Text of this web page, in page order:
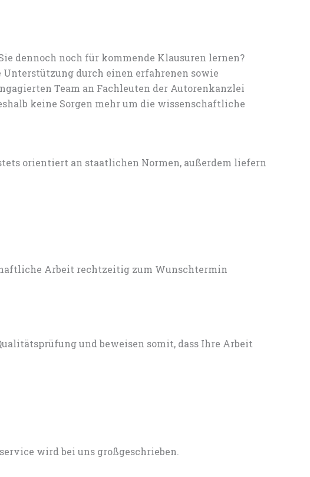
dennoch noch für kommende Klausuren lernen?
durch einen erfahrenen sowie
Team an Fachleuten der Autorenkanzlei
keine Sorgen mehr um die wissenschaftliche
orientiert an staatlichen Normen, außerdem liefern
Arbeit rechtzeitig zum Wunschtermin
und beweisen somit, dass Ihre Arbeit